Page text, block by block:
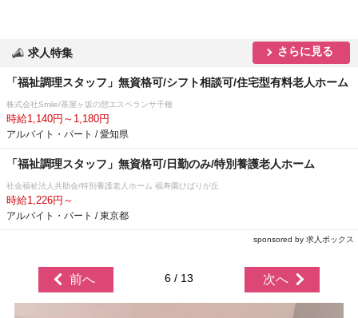
求人特集 さらに見る
「福祉調理スタッフ」無資格可/シフト相談可/住宅型有料老人ホーム
株式会社Smile/茶屋ヶ坂の憩エスペランサ千種
時給1,140円～1,180円
アルバイト・パート / 愛知県
「福祉調理スタッフ」無資格可/日勤のみ/特別養護老人ホーム
社会福祉法人共助会/特別養護老人ホーム 福寿園ひばりが丘
時給1,226円～
アルバイト・パート / 東京都
sponsored by 求人ボックス
前へ 6 / 13 次へ